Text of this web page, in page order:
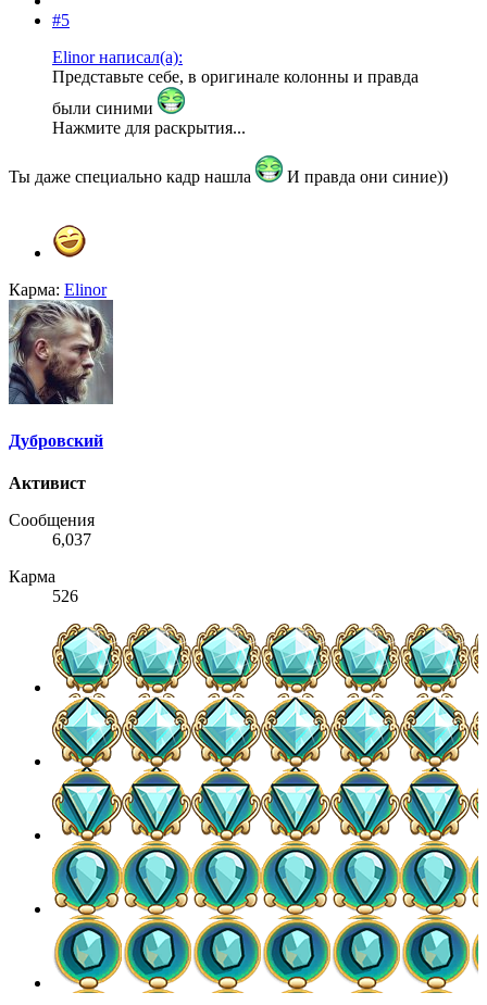
#5
Elinor написал(а):
Представьте себе, в оригинале колонны и правда
были синими
Нажмите для раскрытия...
Ты даже специально кадр нашла И правда они синие))
Карма: Elinor
Дубровский
Активист
Сообщения
6,037
Карма
526